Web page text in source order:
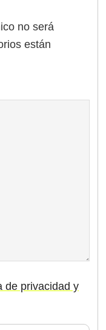
no será
están
de privacidad y